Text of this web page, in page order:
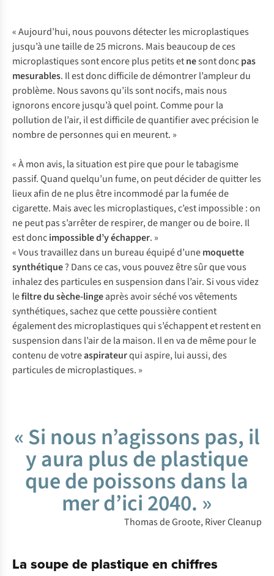
« Aujourd’hui, nous pouvons détecter les microplastiques
jusqu’à une taille de 25 microns. Mais beaucoup de ces
microplastiques sont encore plus petits etnesont doncpas
mesurables. Il est donc difficile de démontrer l’ampleur du
problème. Nous savons qu’ils sont nocifs, mais nous
ignorons encore jusqu’à quel point. Comme pour la
pollution de l’air, il est difficile de quantifier avec précision le
nombre de personnes qui en meurent. »
« À mon avis, la situation est pire que pour le tabagisme
passif. Quand quelqu’un fume, on peut décider de quitter les
lieux afin de ne plus être incommodé par la fumée de
cigarette. Mais avec les microplastiques, c’est impossible : on
ne peut pas s’arrêter de respirer, de manger ou de boire. Il
est doncimpossible d’y échapper. »
« Vous travaillez dans un bureau équipé d’unemoquette
synthétique? Dans ce cas, vous pouvez être sûr que vous
inhalez des particules en suspension dans l’air. Si vous videz
lefiltre du sèche-lingeaprès avoir séché vos vêtements
synthétiques, sachez que cette poussière contient
également des microplastiques qui s’échappent et restent en
suspension dans l’air de la maison. Il en va de même pour le
contenu de votreaspirateurqui aspire, lui aussi, des
particules de microplastiques. »
« Si nous n’agissons pas, il
y aura plus de plastique
que de poissons dans la
mer d’ici 2040. »
Thomas de Groote, River Cleanup
La soupe de plastique en chiffres